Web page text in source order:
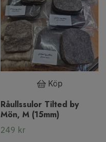
Köp
Råullssulor Tilted by
Mön, M (15mm)
249 kr